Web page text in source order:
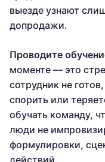
выезде узнают
допродажи.
Проводите
моменте — это
сотрудник не
спорить или
обучать команду,
люди не
формулировки,